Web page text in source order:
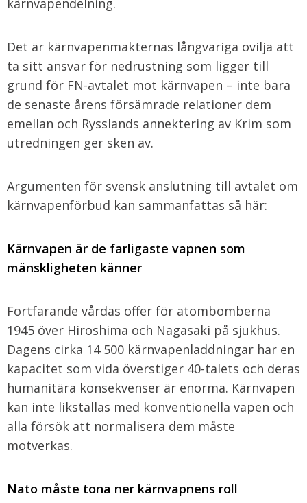
kärnvapendelning.
Det är kärnvapenmakternas långvariga ovilja att
ta sitt ansvar för nedrustning som ligger till
grund för FN-avtalet mot kärnvapen – inte bara
de senaste årens försämrade relationer dem
emellan och Rysslands annektering av Krim som
utredningen ger sken av.
Argumenten för svensk anslutning till avtalet om
kärnvapenförbud kan sammanfattas så här:
Kärnvapen är de farligaste vapnen som
mänskligheten känner
Fortfarande vårdas offer för atombomberna
1945 över Hiroshima och Nagasaki på sjukhus.
Dagens cirka 14 500 kärnvapenladdningar har en
kapacitet som vida överstiger 40-talets och deras
humanitära konsekvenser är enorma. Kärnvapen
kan inte likställas med konventionella vapen och
alla försök att normalisera dem måste
motverkas.
Nato måste tona ner kärnvapnens roll